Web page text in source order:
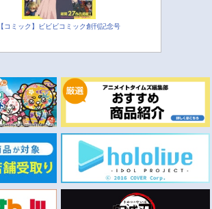
【コミック】ビビビコミック創刊記念号